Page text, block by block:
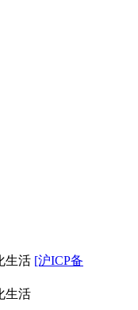
生活 [沪ICP备
生活